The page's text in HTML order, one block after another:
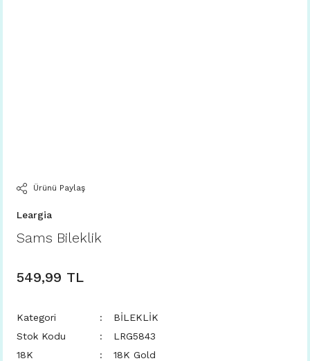
Ürünü Paylaş
Leargia
Sams Bileklik
549,99 TL
Kategori
BİLEKLİK
Stok Kodu
LRG5843
18K
18K Gold